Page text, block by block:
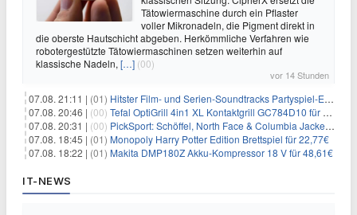
Tätowiermaschine durch ein Pflaster
voller Mikronadeln, die Pigment direkt in
die oberste Hautschicht abgeben. Herkömmliche Verfahren wie
robotergestützte Tätowiermaschinen setzen weiterhin auf
klassische Nadeln,[…] (00)
vor 14 Stunden
07.08. 21:11 | (01) Hitster Film- und Serien-Soundtracks Partyspiel-Erweiterung für 6,99€
07.08. 20:46 | (00) Tefal OptiGrill 4in1 XL Kontaktgrill GC784D10 für 239,99€
07.08. 20:31 | (00) PickSport: Schöffel, North Face & Columbia Jacken ab 39,60€
07.08. 18:45 | (01) Monopoly Harry Potter Edition Brettspiel für 22,77€
07.08. 18:22 | (01) Makita DMP180Z Akku-Kompressor 18 V für 48,61€
IT-NEWS